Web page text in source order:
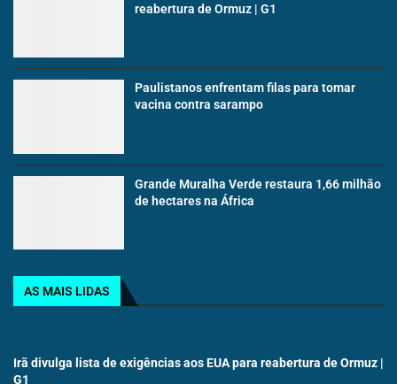
reabertura de Ormuz | G1
Paulistanos enfrentam filas para tomar
vacina contra sarampo
Grande Muralha Verde restaura 1,66 milhão
de hectares na África
AS MAIS LIDAS
Irã divulga lista de exigências aos EUA para reabertura de Ormuz |
G1